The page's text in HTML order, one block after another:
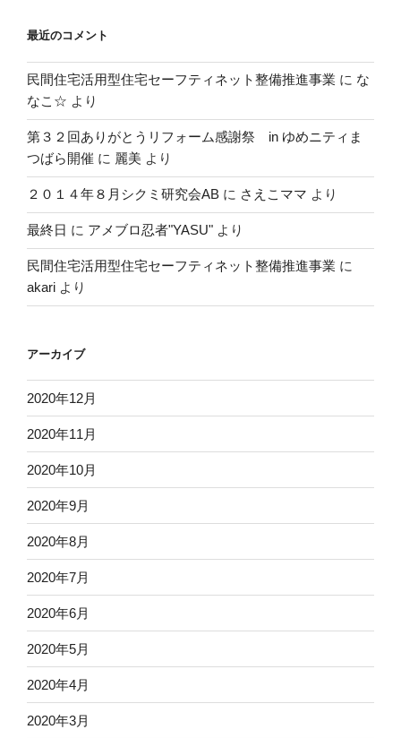
最近のコメント
民間住宅活用型住宅セーフティネット整備推進事業 に な
なこ☆ より
第３２回ありがとうリフォーム感謝祭 in ゆめニティま
つばら開催 に 麗美 より
２０１４年８月シクミ研究会AB に さえこママ より
最終日 に アメブロ忍者"YASU" より
民間住宅活用型住宅セーフティネット整備推進事業 に
akari より
アーカイブ
2020年12月
2020年11月
2020年10月
2020年9月
2020年8月
2020年7月
2020年6月
2020年5月
2020年4月
2020年3月